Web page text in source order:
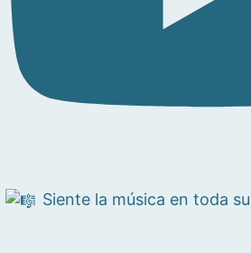
Siente la música en toda